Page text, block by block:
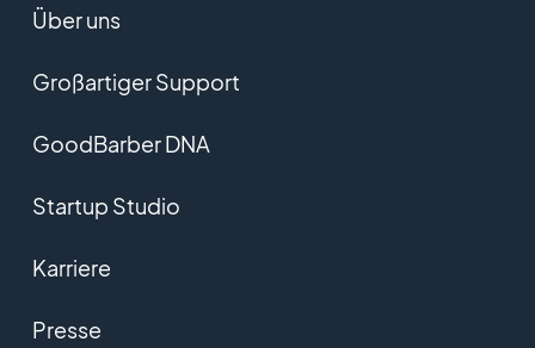
Über uns
Großartiger Support
GoodBarber DNA
Startup Studio
Karriere
Presse